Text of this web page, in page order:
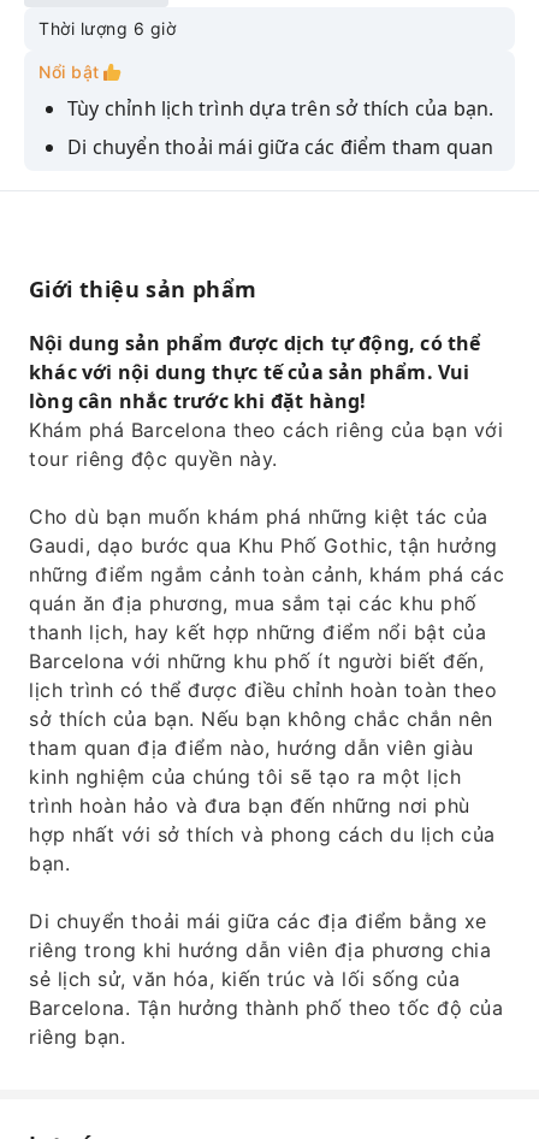
Thời lượng 6 giờ
Nổi bật
Tùy chỉnh lịch trình dựa trên sở thích của bạn.
Di chuyển thoải mái giữa các điểm tham quan
Tận hưởng tầm nhìn toàn cảnh tuyệt đẹp ra
khắp thành phố.
Dạo bước qua những con phố quyến rũ của
Khu Phố Gothic.
Giới thiệu sản phẩm
Nội dung sản phẩm được dịch tự động, có thể
khác với nội dung thực tế của sản phẩm. Vui
lòng cân nhắc trước khi đặt hàng!
Khám phá Barcelona theo cách riêng của bạn với
tour riêng độc quyền này.
Cho dù bạn muốn khám phá những kiệt tác của
Gaudi, dạo bước qua Khu Phố Gothic, tận hưởng
những điểm ngắm cảnh toàn cảnh, khám phá các
quán ăn địa phương, mua sắm tại các khu phố
thanh lịch, hay kết hợp những điểm nổi bật của
Barcelona với những khu phố ít người biết đến,
lịch trình có thể được điều chỉnh hoàn toàn theo
sở thích của bạn. Nếu bạn không chắc chắn nên
tham quan địa điểm nào, hướng dẫn viên giàu
kinh nghiệm của chúng tôi sẽ tạo ra một lịch
trình hoàn hảo và đưa bạn đến những nơi phù
hợp nhất với sở thích và phong cách du lịch của
bạn.
Di chuyển thoải mái giữa các địa điểm bằng xe
riêng trong khi hướng dẫn viên địa phương chia
sẻ lịch sử, văn hóa, kiến ​​trúc và lối sống của
Barcelona. Tận hưởng thành phố theo tốc độ của
riêng bạn.